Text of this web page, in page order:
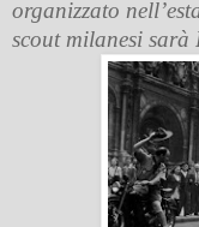
organizzato
scout milanesi